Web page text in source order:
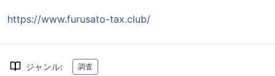
https://www.furusato-tax.club/
ジャンル: 調査